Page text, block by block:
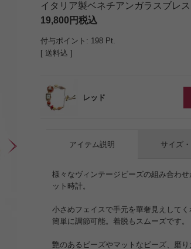
イタリア製ベネチアンガラスブレ
19,800
税込
付与ポイント: 198 Pt.
送料込
レッド
アイテム説明
様々なヴィンテージビーズの組み合わ
ット時計。
小さめフェイスで手元を華奢見えして
簡単に調節可能。着脱もスムーズです。
艶のあるビーズやマットなビーズ、磨
サイズ